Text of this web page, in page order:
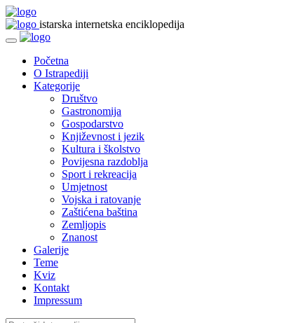
istarska internetska enciklopedija
Početna
O Istrapediji
Kategorije
Društvo
Gastronomija
Gospodarstvo
Književnost i jezik
Kultura i školstvo
Povijesna razdoblja
Sport i rekreacija
Umjetnost
Vojska i ratovanje
Zaštićena baština
Zemljopis
Znanost
Galerije
Teme
Kviz
Kontakt
Impressum